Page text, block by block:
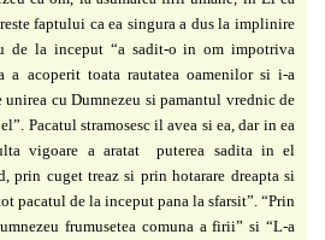
faptului ca ea singura a dus la implinire
de la inceput “a sadit-o inom impotriva
a acoperit toata rautatea oamenilor si i-a
cu Dumnezeu si pamantul vrednic de
el”. Pacatul stramosesc il avea si ea, dar in ea
vigoare a aratatputerea sadita in el
prin cuget treaz si prin hotarare dreapta si
pacatul de la inceput pana la sfarsit”. “Prin
frumusetea comuna a firii” si “L-a